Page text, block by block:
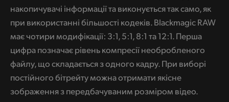
накопичувачі інформації та виконується так само, як
при використанні більшості кодеків. Blackmagic RAW
має чотири модифікації: 3:1, 5:1, 8:1 та 12:1. Перша
цифра позначає рівень компресії необробленого
файлу, що складається з одного кадру. При виборі
постійного бітрейту можна отримати якісне
зображення з передбачуваним розміром відео.